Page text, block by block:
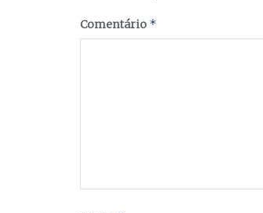
Comentário *